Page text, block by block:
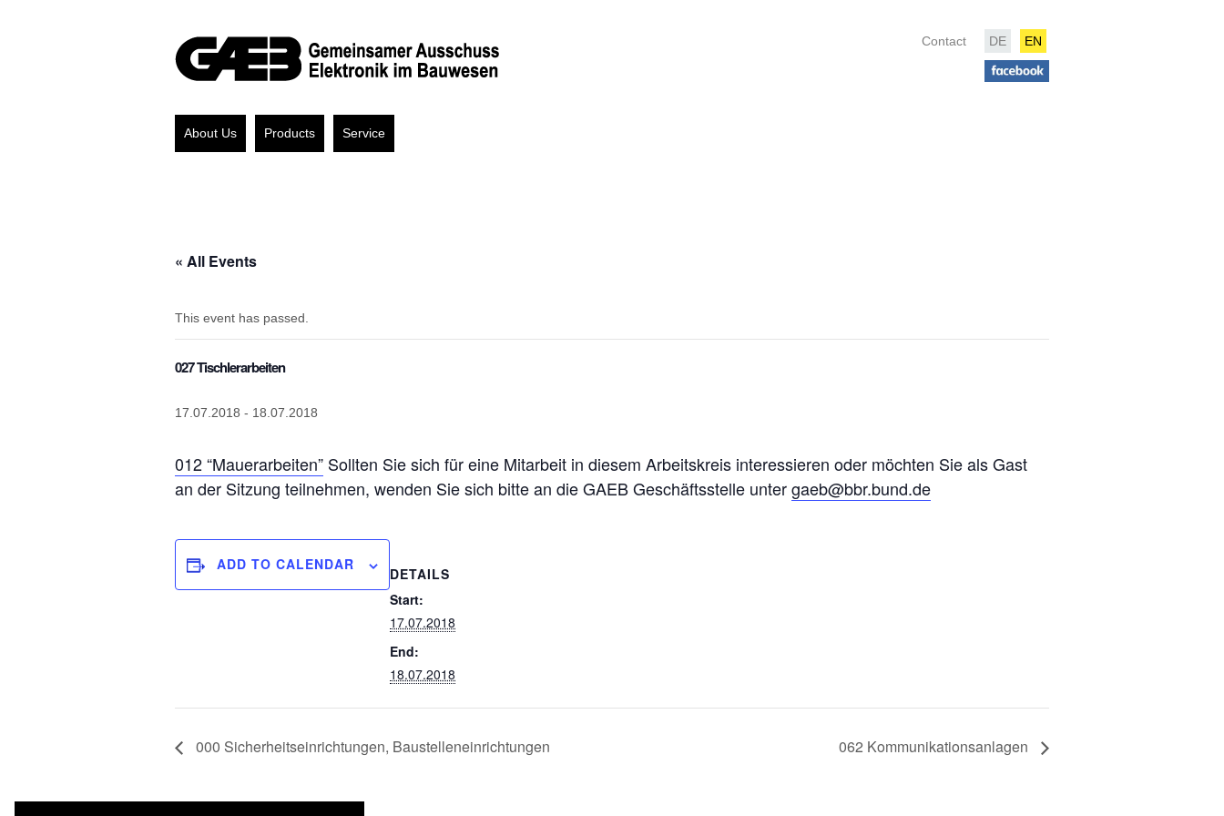
Contact DE EN
About Us Products Service
« All Events
This event has passed.
027 Tischlerarbeiten
17.07.2018 - 18.07.2018
012 “Mauerarbeiten” Sollten Sie sich für eine Mitarbeit in diesem Arbeitskreis interessieren oder möchten Sie als Gast
an der Sitzung teilnehmen, wenden Sie sich bitte an die GAEB Geschäftsstelle untergaeb@bbr.bund.de
ADD TO CALENDAR
DETAILS
Start:
17.07.2018
End:
18.07.2018
000 Sicherheitseinrichtungen, Baustelleneinrichtungen 062 Kommunikationsanlagen